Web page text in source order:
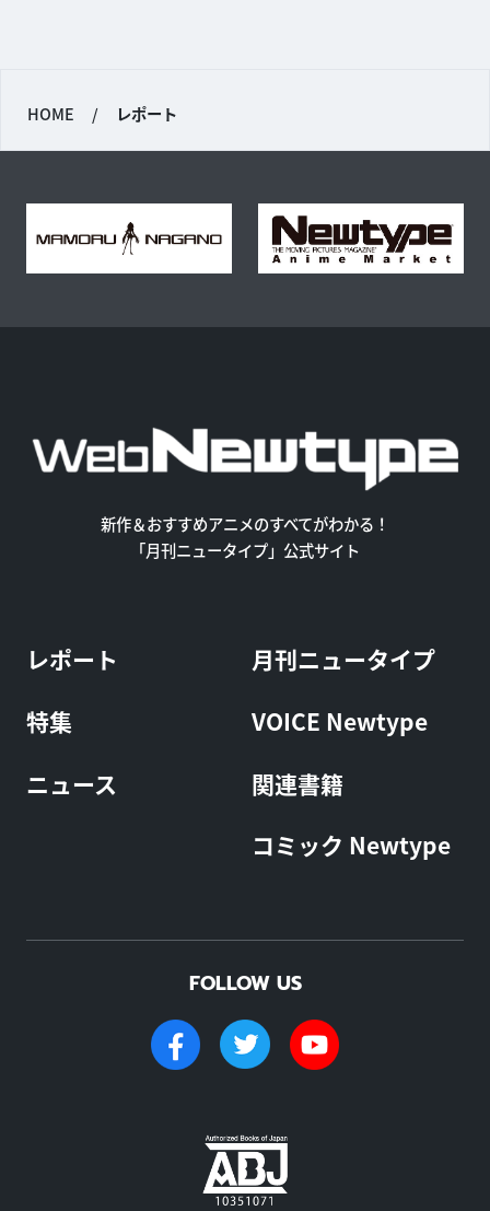
HOME / レポート
新作＆おすすめアニメのすべてがわかる！
「月刊ニュータイプ」公式サイト
レポート
特集
ニュース
月刊ニュータイプ
VOICE Newtype
関連書籍
コミック Newtype
FOLLOW US